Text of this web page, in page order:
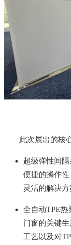
此次展出的核
超级弹性间
便捷的操作性
灵活的解决
全自动TPE
门窗的关键
工艺以及对